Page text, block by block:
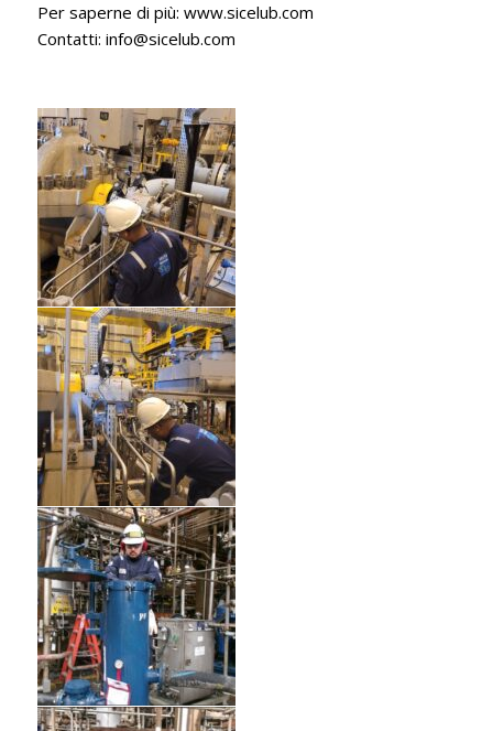
Per saperne di più: www.sicelub.com
Contatti: info@sicelub.com